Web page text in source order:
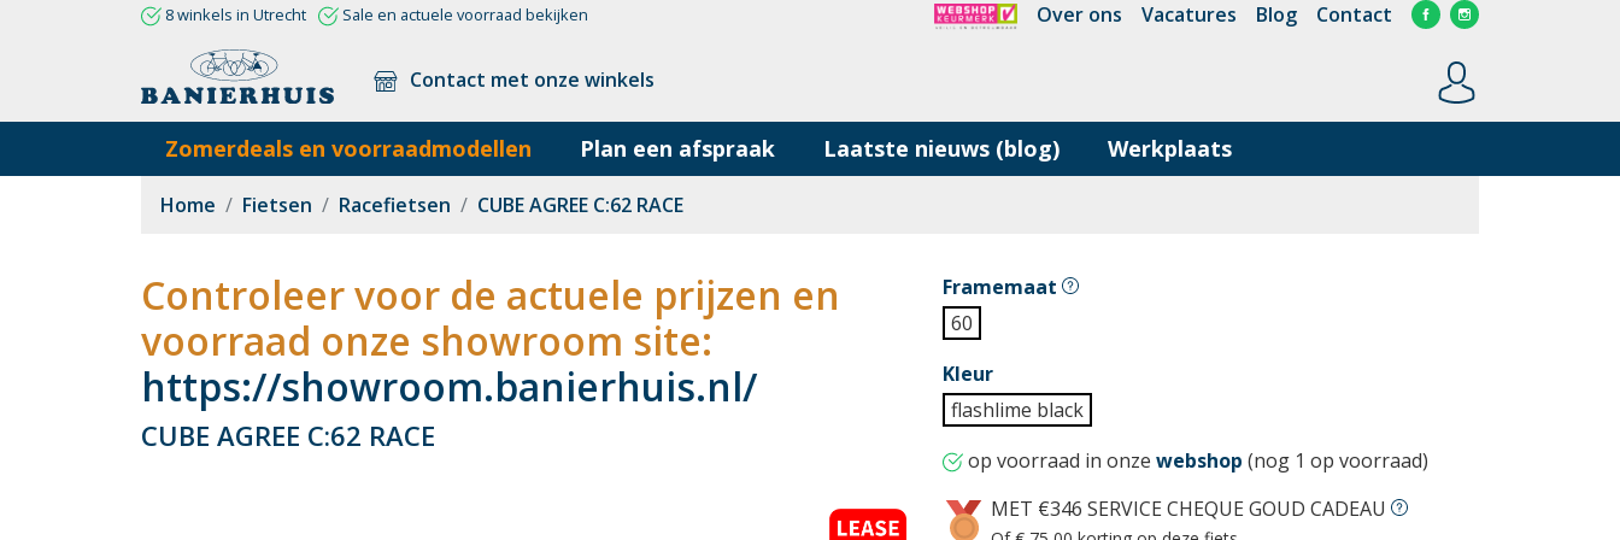
8 winkels in Utrecht Sale en actuele voorraad bekijken Over ons Vacatures Blog Contact
Contact met onze winkels
Zomerdeals en voorraadmodellen Plan een afspraak Laatste nieuws (blog) Werkplaats
Home Fietsen Racefietsen CUBE AGREE C:62 RACE
Controleer voor de actuele prijzen en
voorraad onze showroom site:
https://showroom.banierhuis.nl/
CUBE AGREE C:62 RACE
Framemaat
60
Kleur
flashlime black
op voorraad in onze webshop (nog 1 op voorraad)
MET €346 SERVICE CHEQUE GOUD CADEAU